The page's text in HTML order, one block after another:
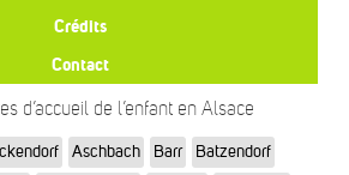
Crédits
Contact
d’accueil de l’enfant en Alsace
Aschbach Barr
Batzendorf